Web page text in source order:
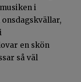
i
en skön
så väl